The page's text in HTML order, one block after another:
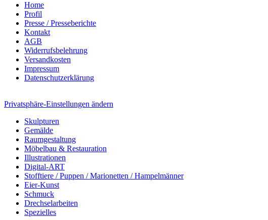
Home
Profil
Presse / Presseberichte
Kontakt
AGB
Widerrufsbelehrung
Versandkosten
Impressum
Datenschutzerklärung
Privatsphäre-Einstellungen ändern
Skulpturen
Gemälde
Raumgestaltung
Möbelbau & Restauration
Illustrationen
Digital-ART
Stofftiere / Puppen / Marionetten / Hampelmänner
Eier-Kunst
Schmuck
Drechselarbeiten
Spezielles